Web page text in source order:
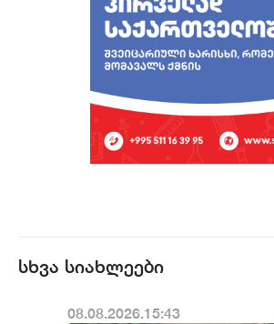
სხვა სიახლეები
08.08.2026.15:43